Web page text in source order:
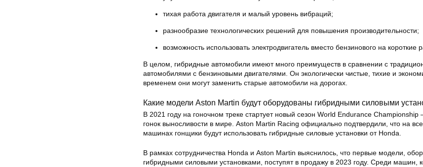
тихая работа двигателя и малый уровень вибраций;
разнообразие технологических решений для повышения производительности;
возможность использовать электродвигатель вместо бензинового на короткие
В целом, гибридные автомобили имеют много преимуществ в сравнении с
автомобилями с бензиновыми двигателями. Он экологически чистые, тихие и
временем они могут заменить старые автомобили на дорогах.
Какие модели Aston Martin будут оборудованы гибридными силовыми
В 2021 году на гоночном треке стартует новый сезон World Endurance
гонок выносливости в мире. Aston Martin Racing официально подтвердили, что на
машинах гонщики будут использовать гибридные силовые установки от Honda.
В рамках сотрудничества Honda и Aston Martin выяснилось, что первые модели,
гибридными силовыми установками, поступят в продажу в 2023 году. Среди машин,